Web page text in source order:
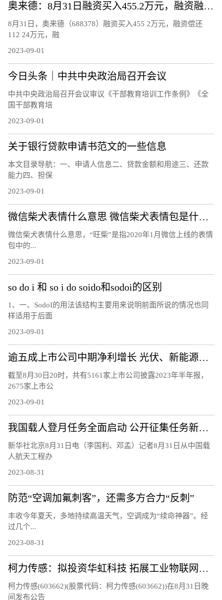
奥来德：8月31日融资买入455.2万元，融资融券余额5124.34万元
8月31日，奥来德（688378）融资买入455 2万元，融资偿还
112 24万元，融
2023-09-01
今日头条｜中共中央政治局召开会议
中共中央政治局召开会议审议《干部教育培训工作条例》《全
国干部教育培
2023-09-01
关于银行贷款申请书范文的一些信息
本文目录导航：一、申请人信息二、贷款金额和用途三、还款
能力四、担保
2023-09-01
微信柴犬表情什么意思 微信柴犬表情包是什么意思
微信柴犬表情什么意思，“旺柴”是指2020年1月微信上线的表情
包中的...
2023-09-01
so do i 和 so i do soido和sodoi的区别
1、一、SodoI的用法该结构主要用来说明前面所说的情况也同
样适用于后面
2023-09-01
逾五成上市公司中期净利增长 光伏、新能源汽车等行业表现突出
截至8月30日20时，共有5161家上市公司披露2023年半年报，
2675家上市公
2023-09-01
我国载人登月任务全面启动 公开征集任务新飞行器名称
新华社北京8月31日电（李国利、邓孟）记者8月31日从中国载
人航天工程办
2023-08-31
防范“空调加氟刺客”，还需多方合力“反刺”
丰收今年夏天，多地持续高温天气，空调成为“续命神器”。经
过几个...
2023-08-31
柯力传感：拟投资华虹科技 拓展工业物联网应用场景
柯力传感(603662)(股票代码：柯力传感(603662))在8月31日晚
间发布公告